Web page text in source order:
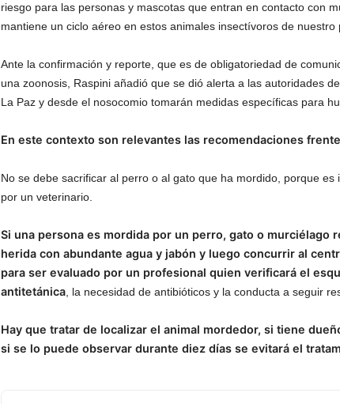
riesgo para las personas y mascotas que entran en contacto con
mantiene un ciclo aéreo en estos animales insectívoros de nuestro
Ante la confirmación y reporte, que es de obligatoriedad de
una zoonosis, Raspini añadió que se dió alerta a las autoridades
La Paz y desde el nosocomio tomarán medidas específicas para
En este contexto son relevantes las recomendaciones
No se debe sacrificar al perro o al gato que ha mordido, porque
por un veterinario.
Si una persona es mordida por un perro, gato o murciélago
herida con abundante agua y jabón y luego concurrir al
para ser evaluado por un profesional quien verificará el
antitetánica, la necesidad de antibióticos y la conducta a seguir
Hay que tratar de localizar el animal mordedor, si tiene
si se lo puede observar durante diez días se evitará el